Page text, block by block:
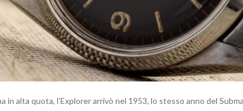
in alta quota, l’Explorer arrivò nel 1953, lo stesso anno del